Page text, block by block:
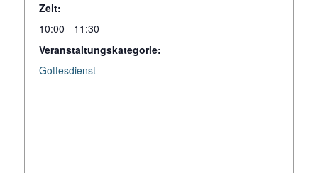
Zeit:
10:00 - 11:30
Veranstaltungskategorie:
Gottesdienst